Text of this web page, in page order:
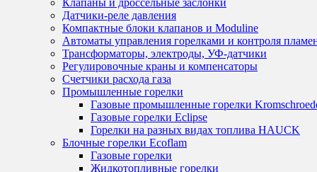
Клапаны и дроссельные заслонки
Датчики-реле давления
Компактные блоки клапанов и Moduline
Автоматы управления горелками и контроля
Трансформаторы, электроды, УФ-датчики
Регулировочные краны и компенсаторы
Счетчики расхода газа
Промышленные горелки
Газовые промышленные горелки
Газовые горелки Eclipse
Горелки на разных видах топлива HAUCK
Блочные горелки Ecoflam
Газовые горелки
Жидкотопливные горелки